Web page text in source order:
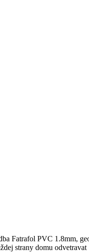
Fatrafol PVC 1.8mm,
strany domu